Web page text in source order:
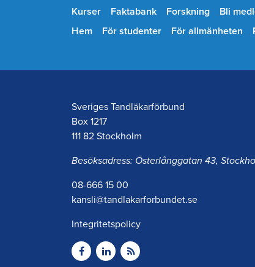
Kurser Faktabank Forskning Bli
Hem
För studenter För allmänheten
Sveriges Tandläkarförbund
Box 1217
111 82 Stockholm
Besöksadress: Österlånggatan 43,
08-666 15 00
kansli@tandlakarforbundet.se
Integritetspolicy